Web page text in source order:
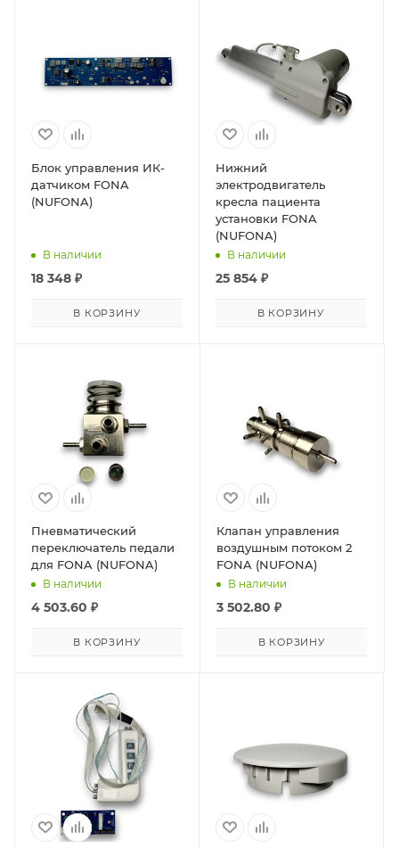
Блок управления ИК-
датчиком FONA
(NUFONA)
В наличии
18 348 ₽
В КОРЗИНУ
Нижний
электродвигатель
кресла пациента
установки FONA
(NUFONA)
В наличии
25 854₽
В КОРЗИНУ
Пневматический
переключатель педали
для FONA (NUFONA)
В наличии
4 503.60 ₽
В КОРЗИНУ
Клапан управления
воздушным потоком 2
FONA (NUFONA)
В наличии
3 502.80 ₽
В КОРЗИНУ